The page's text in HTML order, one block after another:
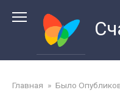
Главная » Было